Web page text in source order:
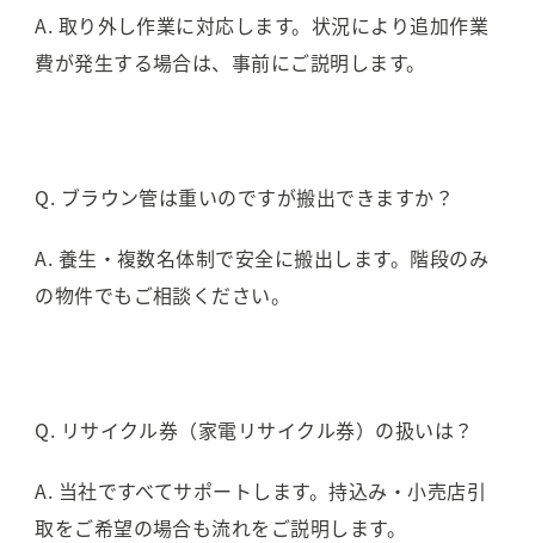
A. 取り外し作業に対応します。状況により追加作業
費が発生する場合は、事前にご説明します。
Q. ブラウン管は重いのですが搬出できますか？
A. 養生・複数名体制で安全に搬出します。階段のみ
の物件でもご相談ください。
Q. リサイクル券（家電リサイクル券）の扱いは？
A. 当社ですべてサポートします。持込み・小売店引
取をご希望の場合も流れをご説明します。